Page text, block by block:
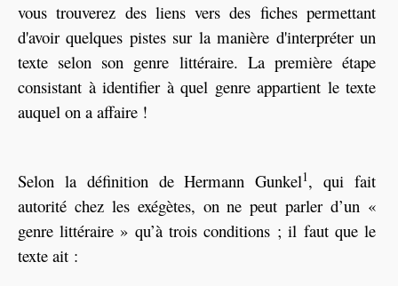
vous trouverez des liens vers des fiches permettant
d'avoir quelques pistes sur la manière d'interpréter un
texte selon son genre littéraire. La première étape
consistant à identifier à quel genre appartient le texte
auquel on a affaire !
Selon la définition de Hermann Gunkel1, qui fait
autorité chez les exégètes, on ne peut parler d’un «
genre littéraire » qu’à trois conditions ; il faut que le
texte ait :